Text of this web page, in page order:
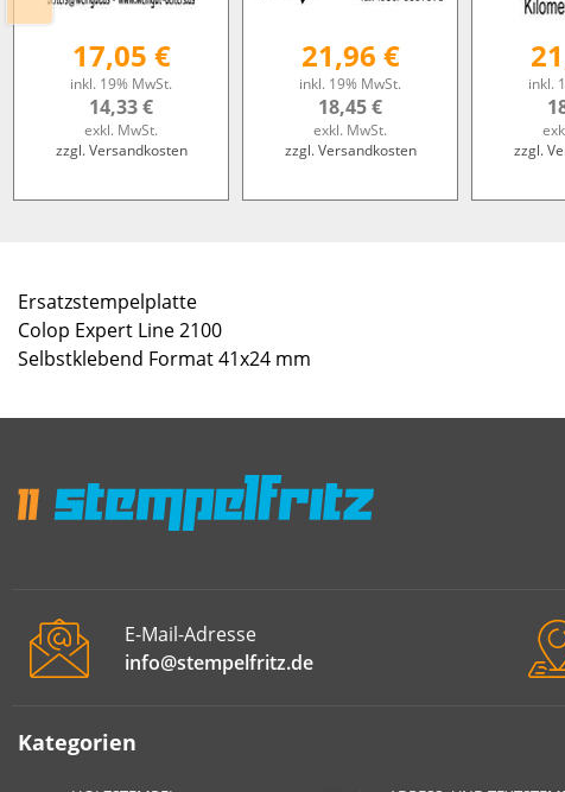
17,05 €
inkl. 19% MwSt.
14,33 €
exkl. MwSt.
zzgl. Versandkosten
21,96 €
inkl. 19% MwSt.
18,45 €
exkl. MwSt.
zzgl. Versandkosten
inkl.
zzgl.
Ersatzstempelplatte
Colop Expert Line 2100
Selbstklebend Format 41x24 mm
E-Mail-Adresse
info@stempelfritz.de
Kategorien